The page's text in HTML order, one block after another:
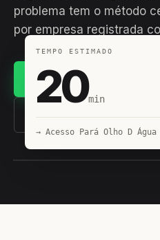
problema tem o método
por empresa registrada
(11)
TEMPO ESTIMADO
20min
→ Acesso Pará Olho D Água